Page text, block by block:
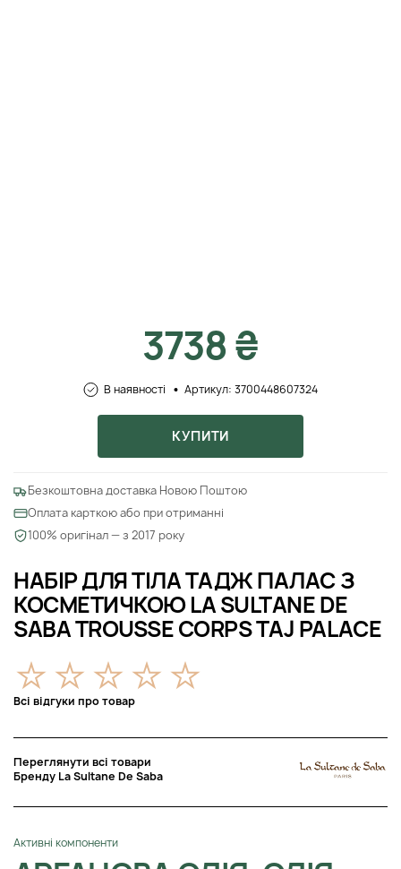
НАБІР ДЛЯ ТІЛА ТАДЖ ПАЛАС З
КОСМЕТИЧКОЮ LA SULTANE DE
SABA TROUSSE CORPS TAJ PALACE
Всі відгуки про товар
Переглянути всі товари
Бренду La Sultane De Saba
Активні компоненти
3738 ₴
В наявності Артикул: 3700448607324
КУПИТИ
Безкоштовна доставка Новою Поштою
Оплата карткою або при отриманні
100% оригінал — з 2017 року